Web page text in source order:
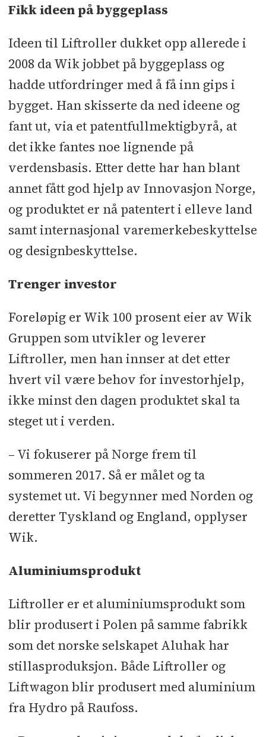
Fikk ideen på byggeplass
Ideen til Liftroller dukket opp allerede i
2008 da Wik jobbet på byggeplass og
hadde utfordringer med å få inn gips i
bygget. Han skisserte da ned ideene og
fant ut, via et patentfullmektigbyrå, at
det ikke fantes noe lignende på
verdensbasis. Etter dette har han blant
annet fått god hjelp av Innovasjon Norge,
og produktet er nå patentert i elleve land
samt internasjonal varemerkebeskyttelse
og designbeskyttelse.
Trenger investor
Foreløpig er Wik 100 prosent eier av Wik
Gruppen som utvikler og leverer
Liftroller, men han innser at det etter
hvert vil være behov for investorhjelp,
ikke minst den dagen produktet skal ta
steget ut i verden.
– Vi fokuserer på Norge frem til
sommeren 2017. Så er målet og ta
systemet ut. Vi begynner med Norden og
deretter Tyskland og England, opplyser
Wik.
Aluminiumsprodukt
Liftroller er et aluminiumsprodukt som
blir produsert i Polen på samme fabrikk
som det norske selskapet Aluhak har
stillasproduksjon. Både Liftroller og
Liftwagon blir produsert med aluminium
fra Hydro på Raufoss.